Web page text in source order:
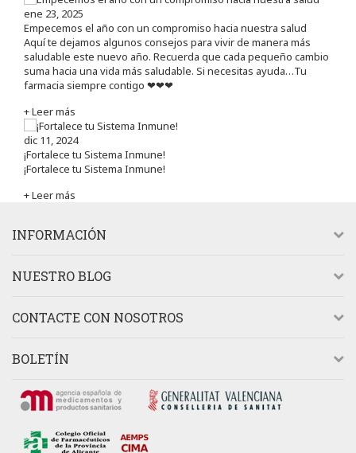
ene 23, 2025
Empecemos el año con un compromiso hacia nuestra salud
Aquí te dejamos algunos consejos para vivir de manera más
saludable este nuevo año. Recuerda que cada pequeño cambio
suma hacia una vida más saludable. Si necesitas ayuda…Tu
farmacia siempre contigo ❤❤❤
+ Leer más
dic 11, 2024
¡Fortalece tu Sistema Inmune!
¡Fortalece tu Sistema Inmune!
+ Leer más
INFORMACIÓN
NUESTRO BLOG
CONTACTE CON NOSOTROS
BOLETÍN